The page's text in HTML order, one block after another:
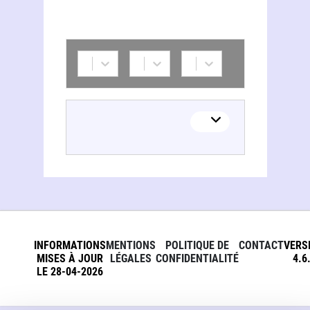
INFORMATIONS
MISES À JOUR
LE 28-04-2026
MENTIONS
LÉGALES
POLITIQUE DE
CONFIDENTIALITÉ
CONTACT